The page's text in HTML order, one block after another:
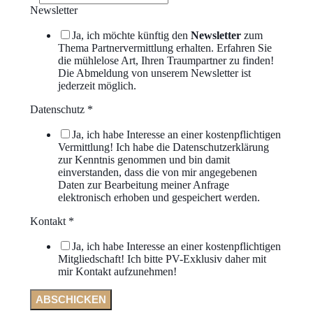
Newsletter
Ja, ich möchte künftig den Newsletter zum
Thema Partnervermittlung erhalten. Erfahren Sie
die mühlelose Art, Ihren Traumpartner zu finden!
Die Abmeldung von unserem Newsletter ist
jederzeit möglich.
Datenschutz *
Ja, ich habe Interesse an einer kostenpflichtigen
Vermittlung! Ich habe die Datenschutzerklärung
zur Kenntnis genommen und bin damit
einverstanden, dass die von mir angegebenen
Daten zur Bearbeitung meiner Anfrage
elektronisch erhoben und gespeichert werden.
Kontakt *
Ja, ich habe Interesse an einer kostenpflichtigen
Mitgliedschaft! Ich bitte PV-Exklusiv daher mit
mir Kontakt aufzunehmen!
ABSCHICKEN